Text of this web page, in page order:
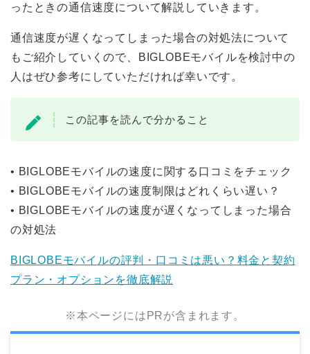
ったときの通信速度について解説していきます。
通信速度が遅くなってしまった場合の対処法について
もご紹介していくので、BIGLOBEモバイルを検討中の
人はぜひ参考にしていただければ幸いです。
この記事を読んで分かること
• BIGLOBEモバイルの速度に関する口コミをチェック
• BIGLOBEモバイルの速度制限はどれくらい遅い？
• BIGLOBEモバイルの速度が遅くなってしまった場合
の対処法
BIGLOBEモバイルの評判・口コミは悪い？料金と契約
プラン・オプションを徹底解説
※本ページにはPRが含まれます。